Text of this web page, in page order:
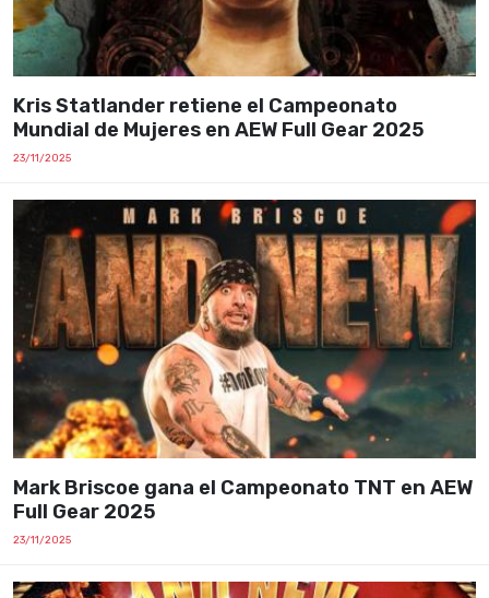
Kris Statlander retiene el Campeonato
Mundial de Mujeres en AEW Full Gear 2025
23/11/2025
Mark Briscoe gana el Campeonato TNT en AEW
Full Gear 2025
23/11/2025